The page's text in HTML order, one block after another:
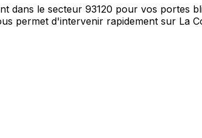
le secteur 93120 pour vos portes
permet d'intervenir rapidement sur La